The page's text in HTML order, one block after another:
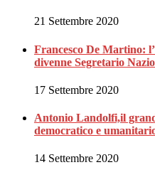
21 Settembre 2020
Francesco De Martino:
divenne Segretario
17 Settembre 2020
Antonio Landolfi,il
democratico e
14 Settembre 2020